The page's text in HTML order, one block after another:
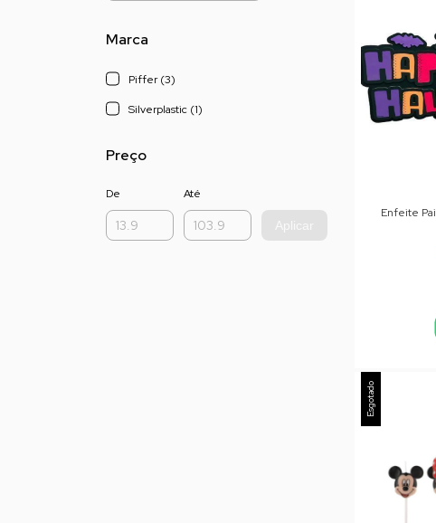
Marca
Piffer (3)
Silverplastic (1)
Preço
De Até
Aplicar
Enfeite
Esgotado